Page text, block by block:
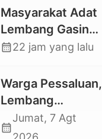
Digital
Toraja Utara:
Proses Hukum
Berjalan
Masyarakat Adat
Lembang Gasing
Mengkendek Usir
yang Rusak
Kawasan Hutan
calendar_month22 jam yang lalu
Warga Pessaluan,
Lembang
Gandangbatu
Swadaya Cor
calendar_month
Jumat, 7 Agt